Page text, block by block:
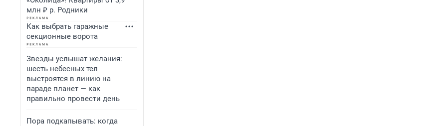
млн ₽ р. Родники
Как выбрать гаражные
секционные ворота
Звезды услышат желания:
шесть небесных тел
выстроятся в линию на
параде планет — как
правильно провести день
Пора подкапывать: когда